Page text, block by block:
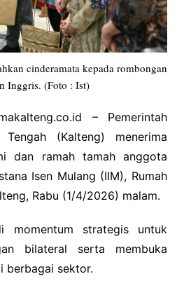
cinderamata kepada rombongan
Inggris. (Foto : Ist)
– Pemerintah
Tengah (Kalteng) menerima
dan ramah tamah anggota
Isen Mulang (IIM), Rumah
Rabu (1/4/2026) malam.
momentum strategis untuk
bilateral serta membuka
berbagai sektor.